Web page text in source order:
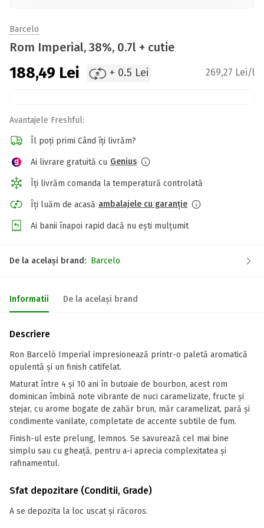
Barcelo
Rom Imperial, 38%, 0.7l + cutie
188,49 Lei + 0.5 Lei 269,27 Lei/l
Avantajele Freshful:
Îl poți primi Când îți livrăm?
Ai livrare gratuită cu Genius
Îți livrăm comanda la temperatură controlată
Îți luăm de acasă ambalajele cu garanție
Ai banii înapoi rapid dacă nu ești mulțumit
De la același brand: Barcelo
Informatii De la același brand
Descriere
Ron Barceló Imperial impresionează printr-o paletă aromatică
opulentă și un finish catifelat.
Maturat între 4 și 10 ani în butoaie de bourbon, acest rom
dominican îmbină note vibrante de nuci caramelizate, fructe și
stejar, cu arome bogate de zahăr brun, măr caramelizat, pară și
condimente vanilate, completate de accente subtile de fum.
Finish-ul este prelung, lemnos. Se savurează cel mai bine
simplu sau cu gheață, pentru a-i aprecia complexitatea și
rafinamentul.
Sfat depozitare (Conditii, Grade)
A se depozita la loc uscat și răcoros.